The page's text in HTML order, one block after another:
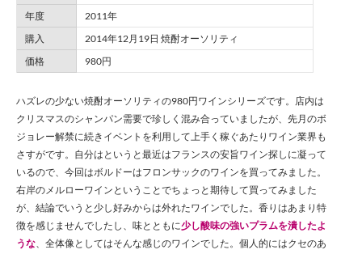
年度
2011年
購入
2014年12月19日 焼酎オーソリティ
価格
980円
ハズレの少ない焼酎オーソリティの980円ワインシリーズです。店内は
クリスマスのシャンパン需要で珍しく混み合っていましたが、先月のボ
ジョレー解禁に続きイベントを利用して上手く稼ぐあたりワイン業界も
さすがです。自分はというと最近はフランスの安旨ワイン探しに凝って
いるので、今回はボルドーはフロンサックのワインを買ってみました。
右岸のメルローワインということでちょっと期待して買ってみました
が、結論でいうと少し好みからは外れたワインでした。香りはあまり特
徴を感じませんでしたし、味とともに少し酸味の強いプラムを潰したよ
うな、全体像としてはそんな感じのワインでした。個人的にはクセのあ